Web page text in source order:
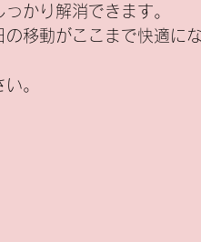
かり解消できます。
移動がここまで快適に
。